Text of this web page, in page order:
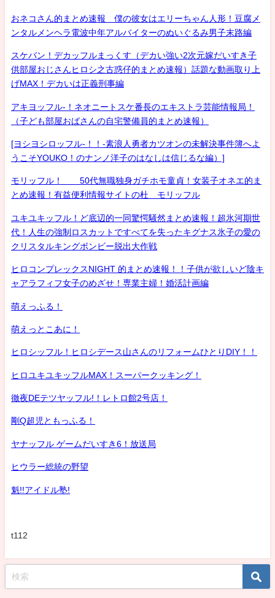
おネコさん的まとめ速報 僕の彼女はエリーちゃん人形！豆腐メ
ンタルメンヘラ電波中年アルバイターのぬいぐるみ男子末路編
スケバン！デカッフルまっくす（デカい強い2次元嫁だいすき子
供部屋おじさんヒロシ之古惑仔的まとめ速報）話題な動画取り上
げMAX！デカいは正義刑事編
アキヨッフル-！ネオニートスケ番長のエキストラ芸能情報局！
（子ども部屋おばさんの自宅警備員的まとめ速報）
[ヨシヨシロッフル-！！-素浪人勇者カツオンの未解決事件簿へよ
うこそYOUKO！のナンノ洋子のはなしは信じるな編）]
モリッフル！ 50代無職独身ガチホモ童貞！女装子オネエ的ま
とめ速報！有益便利情報サイトの杜 モリッフル
ユキユキッフル！ど底辺的一同驚愕騒然まとめ速報！超氷河期世
代！人生の強制ロスカットですべてを失ったキグナス氷子の愛の
クリスタルキングボンビー脱出大作戦
ヒロコンプレックスNIGHT 的まとめ速報！！子供が欲しいど陰キ
ャアラフィフ女子のめざせ！専業主婦！婚活計画編
萌えっふる！
萌えっとこあに！
ヒロシッフル！ヒロシデース山さんのリフォームひとりDIY！！
ヒロユキユキッフルMAX！スーパークッキング！
徹夜DEテツヤッフル!！レトロ館2号店！
剛Q超児ともっふる！
ヤナッフル ゲームだいすき6！放送局
ヒウラー総統の野望
魁!!アイドル塾!
t112